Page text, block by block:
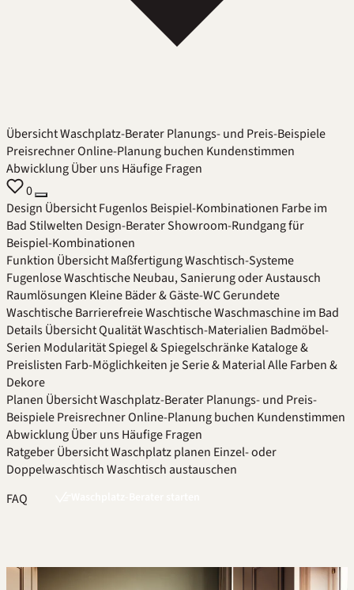
ÜbersichtWaschplatz-BeraterPlanungs- und Preis-Beispiele
PreisrechnerOnline-Planung buchen Kundenstimmen
AbwicklungÜber unsHäufige Fragen
0
Design ÜbersichtFugenlosBeispiel-Kombinationen Farbe im
BadStilwelten Design-BeraterShowroom-Rundgang für
Beispiel-Kombinationen
Funktion ÜbersichtMaßfertigungWaschtisch-Systeme
Fugenlose WaschtischeNeubau, Sanierung oder Austausch
Raumlösungen Kleine Bäder & Gäste-WCGerundete
WaschtischeBarrierefreie WaschtischeWaschmaschine im Bad
DetailsÜbersichtQualitätWaschtisch-Materialien Badmöbel-
Serien ModularitätSpiegel & SpiegelschränkeKataloge &
Preislisten Farb-Möglichkeiten je Serie & MaterialAlle Farben &
Dekore
Planen ÜbersichtWaschplatz-BeraterPlanungs- und Preis-
BeispielePreisrechnerOnline-Planung buchen Kundenstimmen
AbwicklungÜber unsHäufige Fragen
RatgeberÜbersichtWaschplatz planen Einzel- oder
DoppelwaschtischWaschtisch austauschen
FAQ